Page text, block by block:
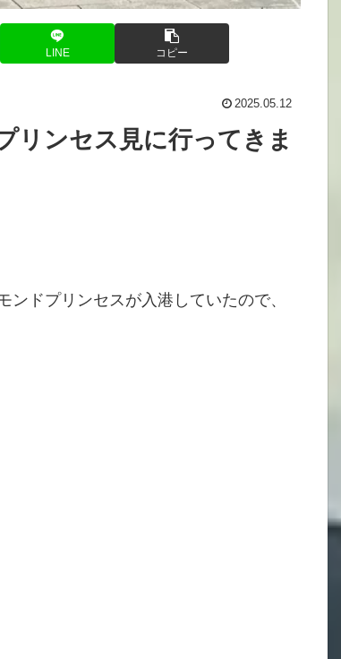
LINE コピー
2025.05.12
リンセス見に行ってきま
ドプリンセスが入港していたので、